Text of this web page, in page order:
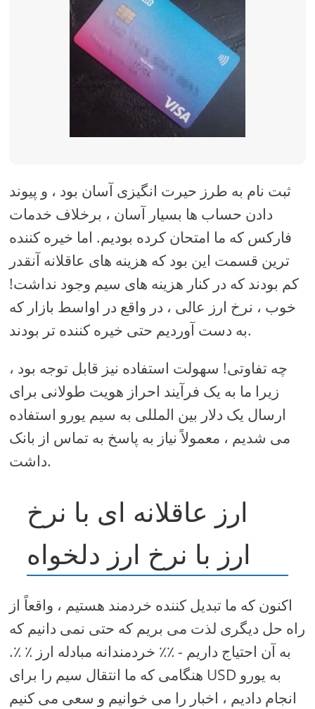
ثبت نام به طرز حیرت انگیزی آسان بود ، و پیوند
دادن حساب ها بسیار آسان ، برخلاف خدمات
فارکس که ما امتحان کرده بودیم. اما خیره کننده
ترین قسمت این بود که هزینه های عاقلانه آنقدر
کم بودند که در کنار هزینه های سیم وجود نداشت!
خوب ، نرخ ارز عالی ، در واقع در اواسط بازار که
به دست آوردیم حتی خیره کننده تر بودند.
چه تفاوتی! سهولت استفاده نیز قابل توجه بود ،
زیرا ما به یک فرآیند احراز هویت طولانی برای
ارسال یک دلار بین المللی به سیم یورو استفاده
می شدیم ، معمولاً نیاز به پاسخ به تماس از بانک
داشت.
ارز عاقلانه ای با نرخ
ارز با نرخ ارز دلخواه
اکنون که ما تبدیل کننده خردمند هستیم ، واقعاً از
راه حل دیگری لذت می بریم که حتی نمی دانیم که
به آن احتیاج داریم - ٪٪ خردمندانه مبادله ارز ٪ ٪.
هنگامی که ما انتقال سیم را برای USD به یورو
انجام دادیم ، اخبار را می خوانیم و سعی می کنیم